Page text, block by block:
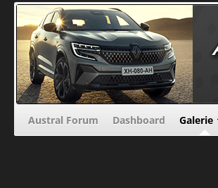
Austral Forum Dashboard Galerie